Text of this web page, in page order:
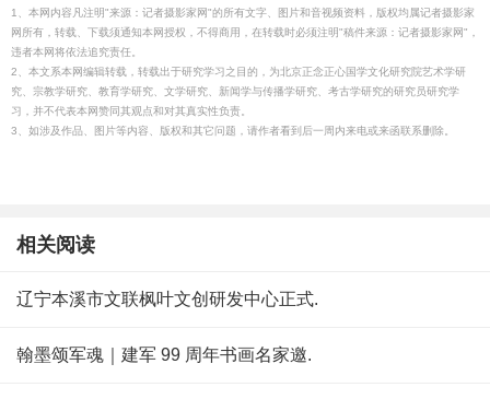
1、本网内容凡注明"来源：记者摄影家网"的所有文字、图片和音视频资料，版权均属记者摄影家
网所有，转载、下载须通知本网授权，不得商用，在转载时必须注明"稿件来源：记者摄影家网"，
违者本网将依法追究责任。
2、本文系本网编辑转载，转载出于研究学习之目的，为北京正念正心国学文化研究院艺术学研
究、宗教学研究、教育学研究、文学研究、新闻学与传播学研究、考古学研究的研究员研究学
习，并不代表本网赞同其观点和对其真实性负责。
3、如涉及作品、图片等内容、版权和其它问题，请作者看到后一周内来电或来函联系删除。
相关阅读
辽宁本溪市文联枫叶文创研发中心正式.
翰墨颂军魂｜建军 99 周年书画名家邀.